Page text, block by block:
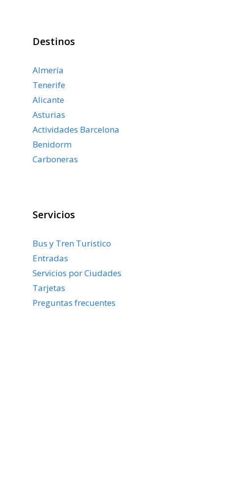
Destinos
Almería
Tenerife
Alicante
Asturias
Actividades Barcelona
Benidorm
Carboneras
Servicios
Bus y Tren Turistico
Entradas
Servicios por Ciudades
Tarjetas
Preguntas frecuentes